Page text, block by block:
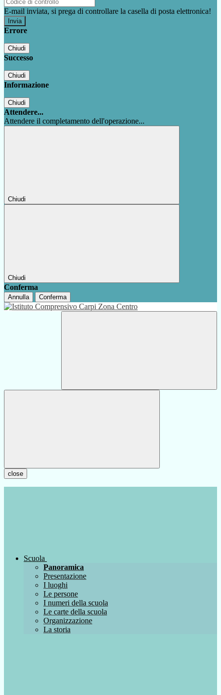
E-mail inviata, si prega di controllare la casella di posta elettronica!
Errore
Chiudi
Successo
Chiudi
Informazione
Chiudi
Attendere...
Attendere il completamento dell'operazione...
Chiudi
Chiudi
Conferma
Annulla Conferma
close
Scuola
Panoramica
Presentazione
I luoghi
Le persone
I numeri della scuola
Le carte della scuola
Organizzazione
La storia